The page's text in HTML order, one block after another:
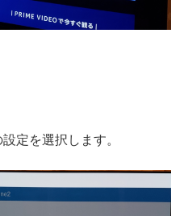
定を選択します。